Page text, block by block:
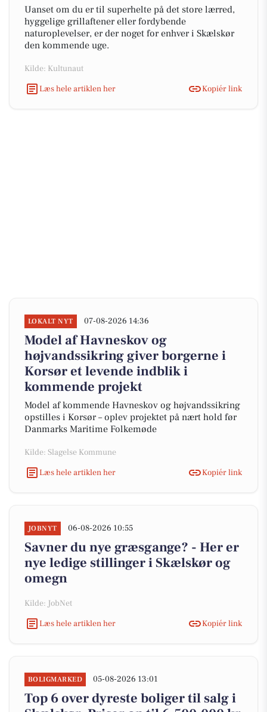
Uanset om du er til superhelte på det store lærred,
hyggelige grillaftener eller fordybende
naturoplevelser, er der noget for enhver i Skælskør
den kommende uge.
Kilde: Kultunaut
Læs hele artiklen her
Kopiér link
LOKALT NYT 07-08-2026 14:36
Model af Havneskov og
højvandssikring giver borgerne i
Korsør et levende indblik i
kommende projekt
Model af kommende Havneskov og højvandssikring
opstilles i Korsør – oplev projektet på nært hold før
Danmarks Maritime Folkemøde
Kilde: Slagelse Kommune
Læs hele artiklen her
Kopiér link
JOBNYT 06-08-2026 10:55
Savner du nye græsgange? - Her er
nye ledige stillinger i Skælskør og
omegn
Kilde: JobNet
Læs hele artiklen her
Kopiér link
BOLIGMARKED 05-08-2026 13:01
Top 6 over dyreste boliger til salg i